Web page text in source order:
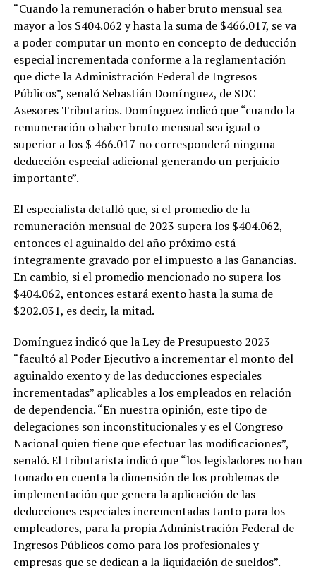
“Cuando la remuneración o haber bruto mensual sea
mayor a los $404.062 y hasta la suma de $466.017, se va
a poder computar un monto en concepto de deducción
especial incrementada conforme a la reglamentación
que dicte la Administración Federal de Ingresos
Públicos”, señaló Sebastián Domínguez, de SDC
Asesores Tributarios. Domínguez indicó que “cuando la
remuneración o haber bruto mensual sea igual o
superior a los $ 466.017 no corresponderá ninguna
deducción especial adicional generando un perjuicio
importante”.
El especialista detalló que, si el promedio de la
remuneración mensual de 2023 supera los $404.062,
entonces el aguinaldo del año próximo está
íntegramente gravado por el impuesto a las Ganancias.
En cambio, si el promedio mencionado no supera los
$404.062, entonces estará exento hasta la suma de
$202.031, es decir, la mitad.
Domínguez indicó que la Ley de Presupuesto 2023
“facultó al Poder Ejecutivo a incrementar el monto del
aguinaldo exento y de las deducciones especiales
incrementadas” aplicables a los empleados en relación
de dependencia. “En nuestra opinión, este tipo de
delegaciones son inconstitucionales y es el Congreso
Nacional quien tiene que efectuar las modificaciones”,
señaló. El tributarista indicó que “los legisladores no han
tomado en cuenta la dimensión de los problemas de
implementación que genera la aplicación de las
deducciones especiales incrementadas tanto para los
empleadores, para la propia Administración Federal de
Ingresos Públicos como para los profesionales y
empresas que se dedican a la liquidación de sueldos”.